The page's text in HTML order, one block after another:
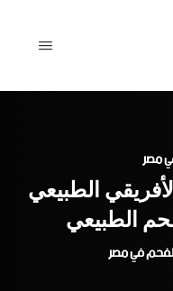
الطبيعي
الطبيعي
في مصر